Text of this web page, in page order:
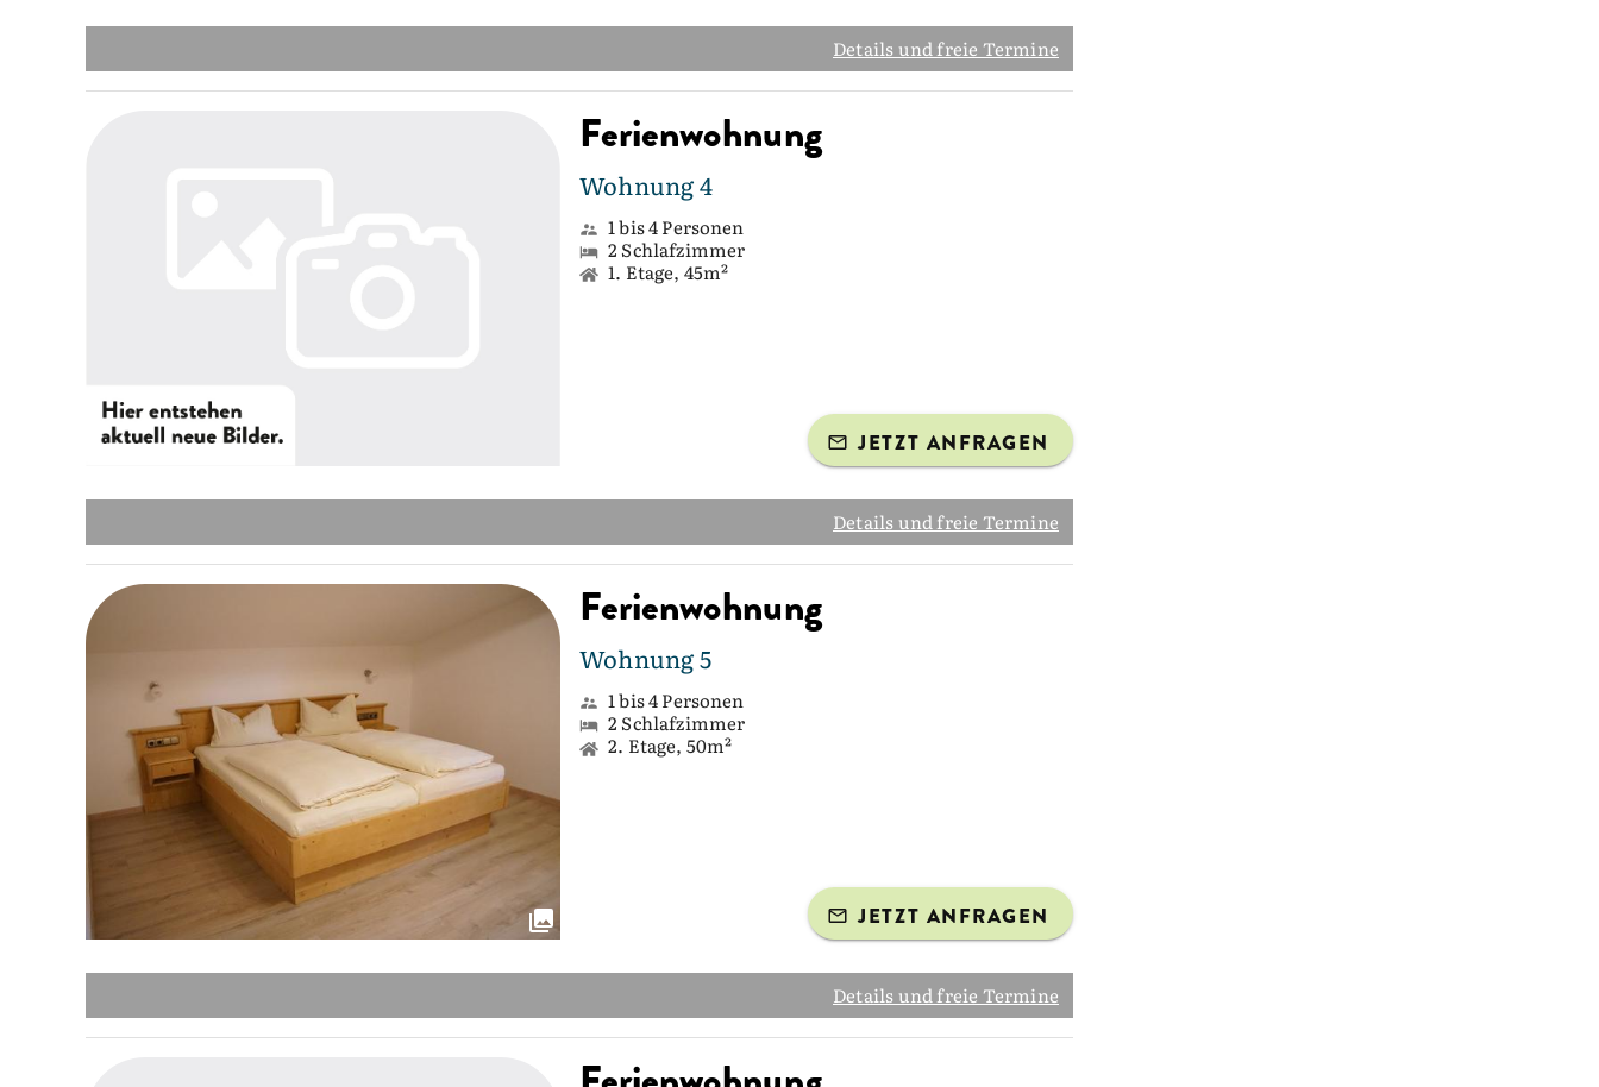
Details und freie Termine
Ferienwohnung
Wohnung 4
1 bis 4 Personen
2 Schlafzimmer
1. Etage, 45m²
JETZT ANFRAGEN
Details und freie Termine
Ferienwohnung
Wohnung 5
1 bis 4 Personen
2 Schlafzimmer
2. Etage, 50m²
JETZT ANFRAGEN
Details und freie Termine